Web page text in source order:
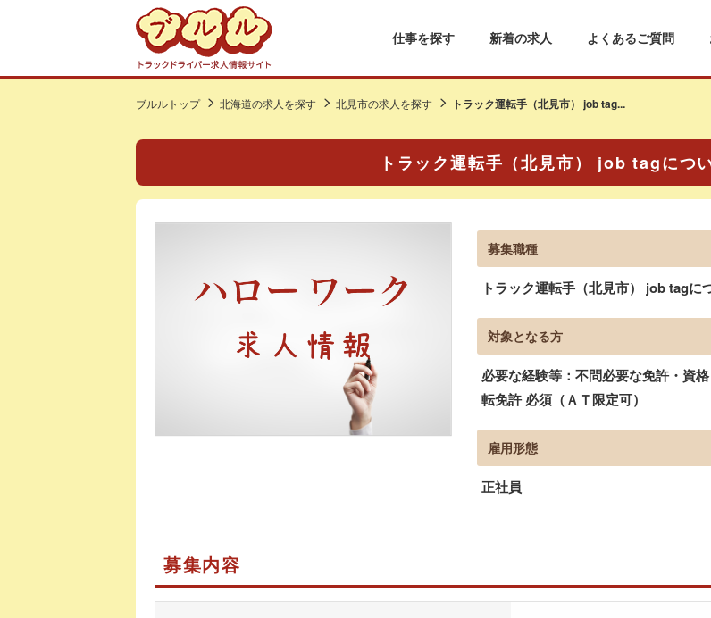
仕事を探す 新着の求人 よくあるご質問
ブルルトップ 北海道の求人を探す 北見市の求人を探す トラック運転手（北見市） job tag...
トラック運転手（北見市） job tagについ
募集職種
トラック運転手（北見市） job tagに
対象となる方
必要な経験等：不問必要な免許・資
転免許 必須（ＡＴ限定可）
雇用形態
正社員
募集内容